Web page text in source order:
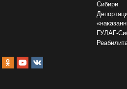
Сибири
ГУЛАГ-